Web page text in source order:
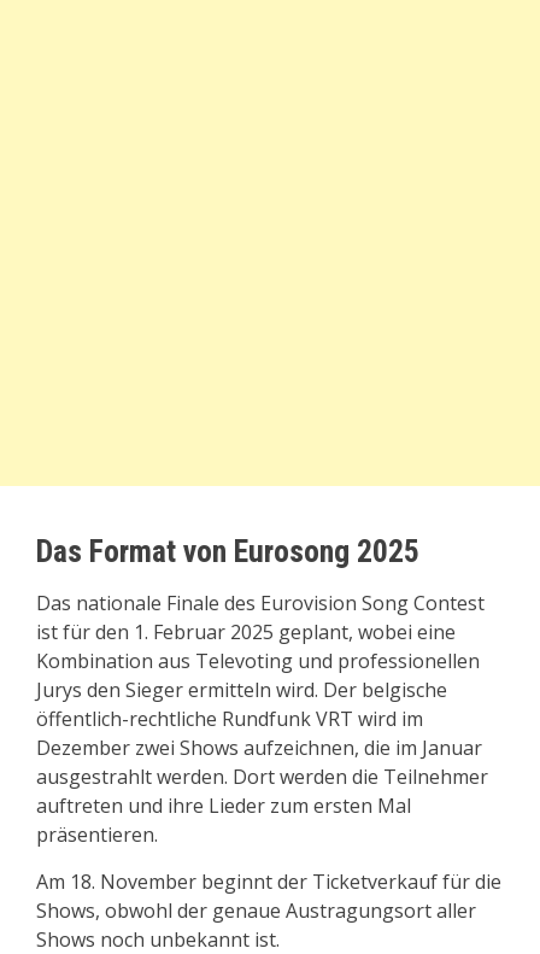
Das Format von Eurosong 2025
Das nationale Finale des Eurovision Song Contest
ist für den 1. Februar 2025 geplant, wobei eine
Kombination aus Televoting und professionellen
Jurys den Sieger ermitteln wird. Der belgische
öffentlich-rechtliche Rundfunk VRT wird im
Dezember zwei Shows aufzeichnen, die im Januar
ausgestrahlt werden. Dort werden die Teilnehmer
auftreten und ihre Lieder zum ersten Mal
präsentieren.
Am 18. November beginnt der Ticketverkauf für die
Shows, obwohl der genaue Austragungsort aller
Shows noch unbekannt ist.